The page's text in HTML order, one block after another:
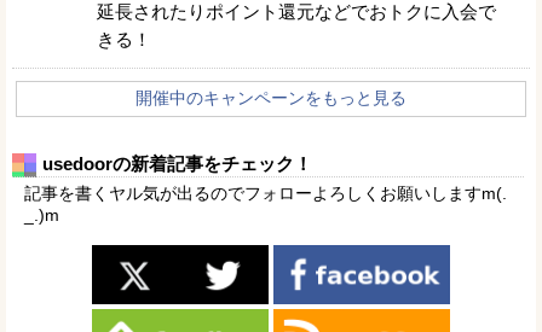
延長されたりポイント還元などでおトクに入会で
きる！
開催中のキャンペーンをもっと見る
usedoorの新着記事をチェック！
記事を書くヤル気が出るのでフォローよろしくお願いしますm(.
_.)m